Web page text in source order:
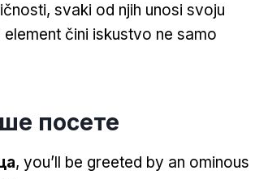
svaki od njih unosi svoju
čini iskustvo ne samo
посете
, you’ll be greeted by an ominous